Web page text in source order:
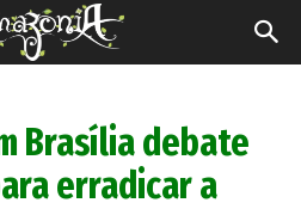
Brasília debate
erradicar a